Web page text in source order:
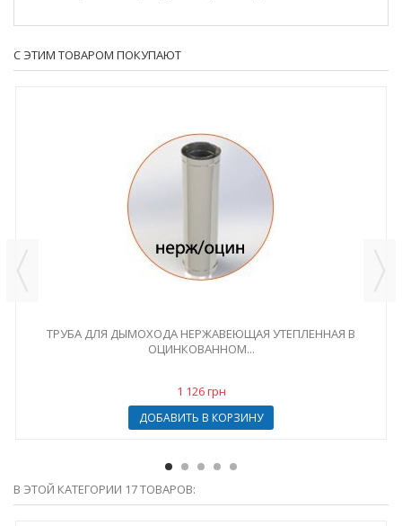
С ЭТИМ ТОВАРОМ ПОКУПАЮТ
ТРУБА ДЛЯ ДЫМОХОДА НЕРЖАВЕЮЩАЯ УТЕПЛЕННАЯ В
ОЦИНКОВАННОМ...
1 126 грн
ДОБАВИТЬ В КОРЗИНУ
В ЭТОЙ КАТЕГОРИИ 17 ТОВАРОВ: